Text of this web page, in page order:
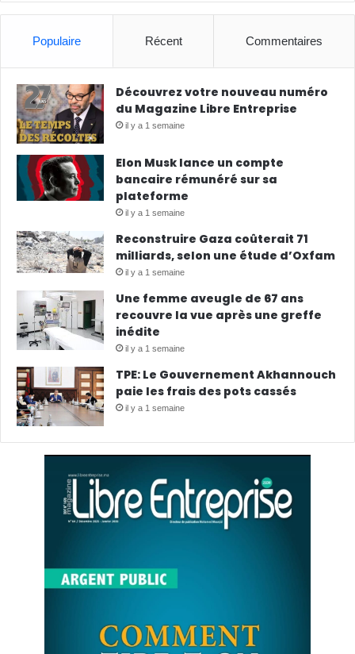
Populaire Récent Commentaires
Découvrez votre nouveau numéro
du Magazine Libre Entreprise
il y a 1 semaine
Elon Musk lance un compte
bancaire rémunéré sur sa
plateforme
il y a 1 semaine
Reconstruire Gaza coûterait 71
milliards, selon une étude d’Oxfam
il y a 1 semaine
Une femme aveugle de 67 ans
recouvre la vue après une greffe
inédite
il y a 1 semaine
TPE: Le Gouvernement Akhannouch
paie les frais des pots cassés
il y a 1 semaine